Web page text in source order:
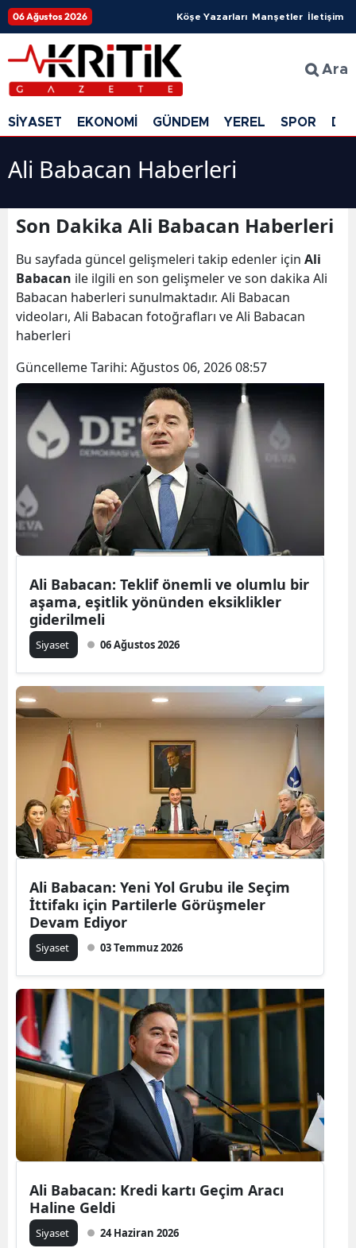
06 Ağustos 2026 Köşe Yazarları Manşetler İletişim
Ara
SİYASET EKONOMİ GÜNDEM YEREL SPOR
Ali Babacan Haberleri
Son Dakika Ali Babacan Haberleri
Bu sayfada güncel gelişmeleri takip edenler için Ali
Babacan ile ilgili en son gelişmeler ve son dakika Ali
Babacan haberleri sunulmaktadır. Ali Babacan
videoları, Ali Babacan fotoğrafları ve Ali Babacan
haberleri
Güncelleme Tarihi: Ağustos 06, 2026 08:57
Ali Babacan: Teklif önemli ve olumlu bir
aşama, eşitlik yönünden eksiklikler
giderilmeli
Siyaset 06 Ağustos 2026
Ali Babacan: Yeni Yol Grubu ile Seçim
İttifakı için Partilerle Görüşmeler
Devam Ediyor
Siyaset 03 Temmuz 2026
Ali Babacan: Kredi kartı Geçim Aracı
Haline Geldi
Siyaset 24 Haziran 2026